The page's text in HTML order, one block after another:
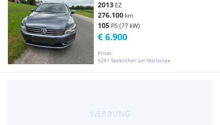
2013 EZ
276.100 km
105 PS (77 kW)
Privat
5201 Seekirchen am Wallersee
€ 6.900